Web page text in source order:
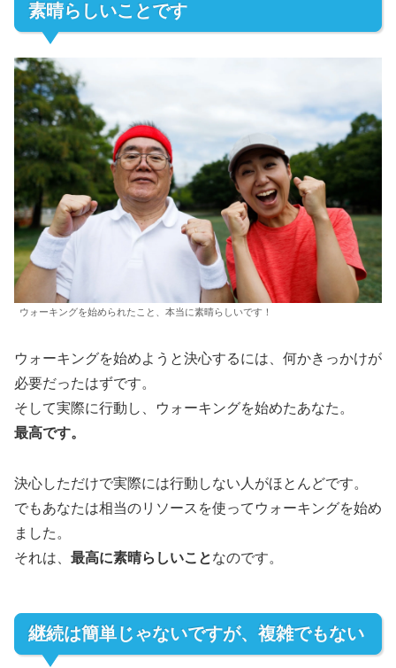
素晴らしいことです
ウォーキングを始められたこと、本当に素晴らしいです！
ウォーキングを始めようと決心するには、何かきっかけが
必要だったはずです。
そして実際に行動し、ウォーキングを始めたあなた。
最高です。
決心しただけで実際には行動しない人がほとんどです。
でもあなたは相当のリソースを使ってウォーキングを始め
ました。
それは、 最高に素晴らしいことなのです。
継続は簡単じゃないですが、複雑でもない